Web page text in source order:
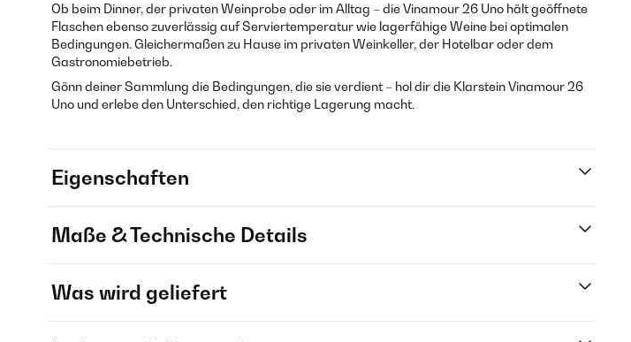
Ob beim Dinner, der privaten Weinprobe oder im Alltag – die Vinamour 26 Uno hält geöffnete
Flaschen ebenso zuverlässig auf Serviertemperatur wie lagerfähige Weine bei optimalen
Bedingungen. Gleichermaßen zu Hause im privaten Weinkeller, der Hotelbar oder dem
Gastronomiebetrieb.
Gönn deiner Sammlung die Bedingungen, die sie verdient – hol dir die Klarstein Vinamour 26
Uno und erlebe den Unterschied, den richtige Lagerung macht.
Eigenschaften
Maße & Technische Details
Was wird geliefert